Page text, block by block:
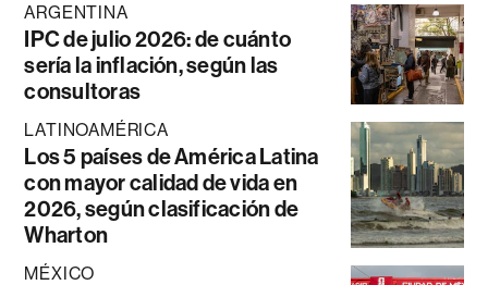
ARGENTINA
IPC de julio 2026: de cuánto
sería la inflación, según las
consultoras
LATINOAMÉRICA
Los 5 países de América Latina
con mayor calidad de vida en
2026, según clasificación de
Wharton
MÉXICO